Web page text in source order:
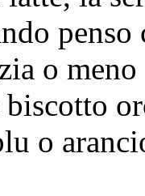
penso
o meno
biscotto
o